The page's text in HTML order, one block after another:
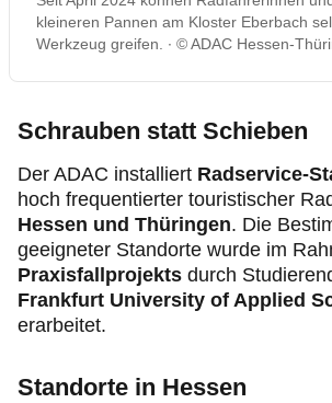
kleineren Pannen am Kloster Eberbach
Werkzeug greifen.
© ADAC Hessen-
Schrauben statt Schieben
Der ADAC installiert Radservice-
hoch frequentierter touristischer
Hessen und Thüringen. Die
geeigneter Standorte wurde im
Praxisfallprojekts durch
Frankfurt University of Applied
erarbeitet.
Standorte in Hessen